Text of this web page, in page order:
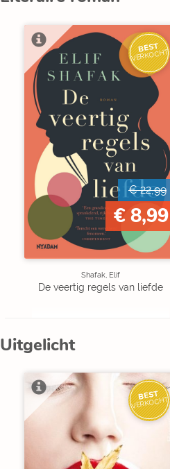
BEST
VERKOCHT
€ 22,99
€ 8,99
Shafak, Elif
De veertig regels van liefde
Uitgelicht
BEST
VERKOCHT